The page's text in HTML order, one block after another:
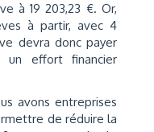
à 19 203,23 €. Or,
à partir, avec 4
devra donc payer
un effort financier
avons entreprises
de réduire la